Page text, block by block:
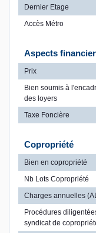
Dernier Etage
Accès Métro
Aspects
Prix
Bien soumis à
des loyers
Taxe Foncière
Copropriété
Bien en copropriété
Nb Lots Copropriété
Charges annuelles
Procédures
syndicat de